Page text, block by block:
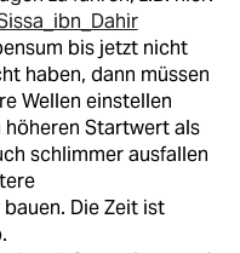
bis jetzt nicht
haben, dann müssen
Wellen einstellen
höheren Startwert als
schlimmer ausfallen
Die Zeit ist